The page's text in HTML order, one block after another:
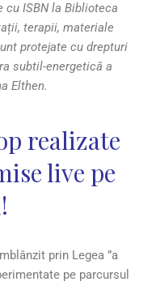
ISBN la Biblioteca
terapii, materiale
protejate cu drepturi
subtil-energetică a
Elthen.
realizate
live pe
prin Legea ”a
pe parcursul